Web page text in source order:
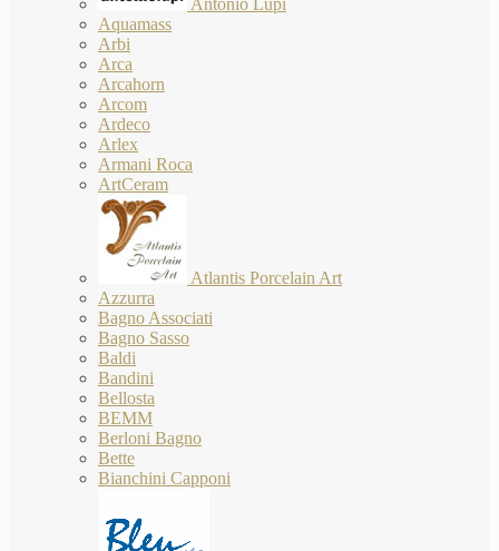
Antonio Lupi
Aquamass
Arbi
Arca
Arcahorn
Arcom
Ardeco
Arlex
Armani Roca
ArtCeram
Atlantis Porcelain Art
Azzurra
Bagno Associati
Bagno Sasso
Baldi
Bandini
Bellosta
BEMM
Berloni Bagno
Bette
Bianchini Capponi